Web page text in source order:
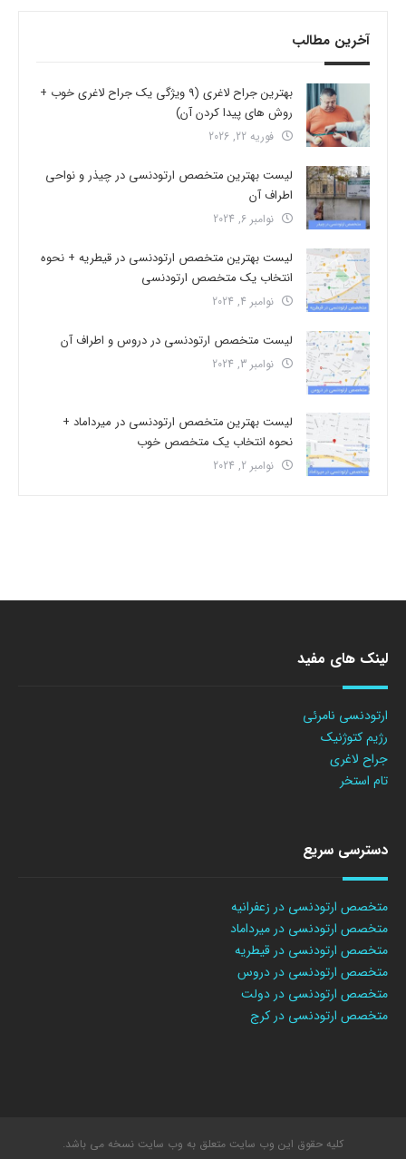
آخرین مطالب
بهترین جراح لاغری (9 ویژگی یک جراح لاغری خوب +
روش های پیدا کردن آن)
فوریه 22, 2026
لیست بهترین متخصص ارتودنسی در چیذر و نواحی
اطراف آن
نوامبر 6, 2024
لیست بهترین متخصص ارتودنسی در قیطریه + نحوه
انتخاب یک متخصص ارتودنسی
نوامبر 4, 2024
لیست متخصص ارتودنسی در دروس و اطراف آن
نوامبر 3, 2024
لیست بهترین متخصص ارتودنسی در میرداماد +
نحوه انتخاب یک متخصص خوب
نوامبر 2, 2024
لینک های مفید
ارتودنسی نامرئی
رژیم کتوژنیک
جراح لاغری
تام استخر
دسترسی سریع
متخصص ارتودنسی در زعفرانیه
متخصص ارتودنسی در میرداماد
متخصص ارتودنسی در قیطریه
متخصص ارتودنسی در دروس
متخصص ارتودنسی در دولت
متخصص ارتودنسی در کرج
کلیه حقوق این وب سایت متعلق به وب سایت نسخه می باشد.